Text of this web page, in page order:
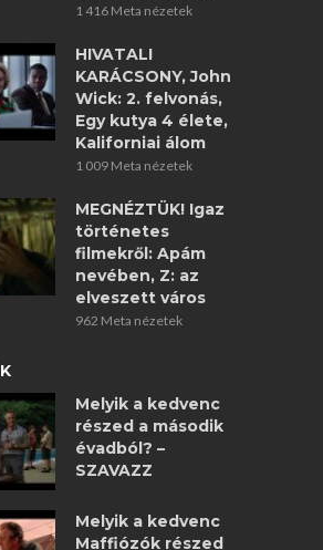
1 416 Meta nézetek
HIVATALI
KARÁCSONY, John
Wick: 2. felvonás,
Egy kutya 4 élete,
Kaliforniai álom
1 009 Meta nézetek
MEGNÉZTÜK! Igaz
történetes
filmekről: Apám
nevében, Z: az
elveszett város
962 Meta nézetek
Melyik a kedvenc
részed a második
évadból? –
SZAVAZZ
Melyik a kedvenc
Maffiózók részed